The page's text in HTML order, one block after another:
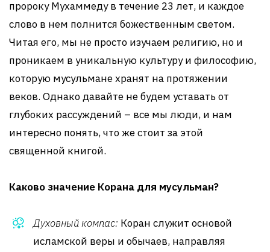
пророку Мухаммеду в течение 23 лет, и каждое
слово в нем полнится божественным светом.
Читая его, мы не просто изучаем религию, но и
проникаем в уникальную культуру и философию,
которую мусульмане хранят на протяжении
веков. Однако давайте не будем уставать от
глубоких рассуждений – все мы люди, и нам
интересно понять, что же стоит за этой
священной книгой.
Каково значение Корана для мусульман?
Духовный компас: Коран служит основой
исламской веры и обычаев, направляя